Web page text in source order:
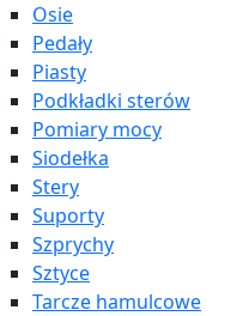
Osie
Pedały
Piasty
Podkładki sterów
Pomiary mocy
Siodełka
Stery
Suporty
Szprychy
Sztyce
Tarcze hamulcowe